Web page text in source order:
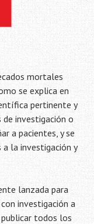
mortales
se explica en
pertinente y
investigación o
a pacientes, y se
a la investigación y
lanzada para
investigación a
todos los